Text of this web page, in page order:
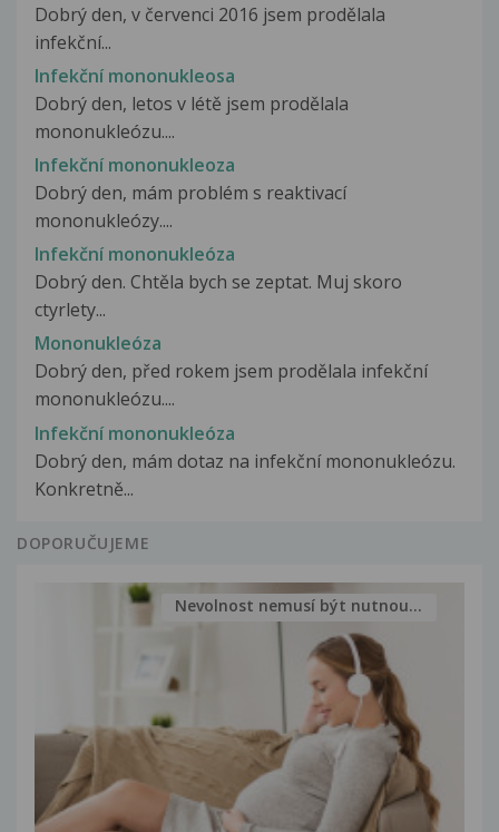
Dobrý den, v červenci 2016 jsem prodělala
infekční...
Infekční mononukleosa
Dobrý den, letos v létě jsem prodělala
mononukleózu....
Infekční mononukleoza
Dobrý den, mám problém s reaktivací
mononukleózy....
Infekční mononukleóza
Dobrý den. Chtěla bych se zeptat. Muj skoro
ctyrlety...
Mononukleóza
Dobrý den, před rokem jsem prodělala infekční
mononukleózu....
Infekční mononukleóza
Dobrý den, mám dotaz na infekční mononukleózu.
Konkretně...
DOPORUČUJEME
Nevolnost nemusí být nutnou...